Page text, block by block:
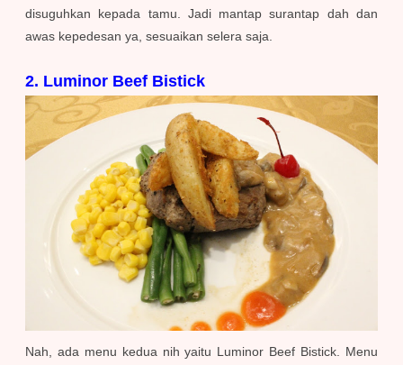
disuguhkan kepada tamu. Jadi mantap surantap dah dan
awas kepedesan ya, sesuaikan selera saja.
2. Luminor Beef Bistick
Nah, ada menu kedua nih yaitu Luminor Beef Bistick. Menu